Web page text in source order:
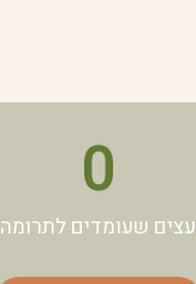
0
עצים שעומדים לתרומה